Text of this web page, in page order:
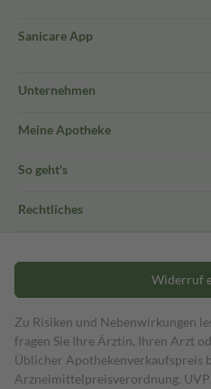
Sanicare App
Unternehmen
Meine Apotheke
So geht's
Rechtliches
Widerruf
Zu Risiken und Nebenwirkungen
fragen Sie Ihre Ärztin, Ihren Arzt
Üblicher Apothekenverkaufspreis
Arzneimittelpreisverordnung.